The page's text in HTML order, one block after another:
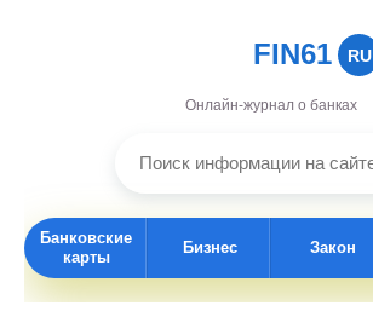
FIN61 RU
Онлайн-журнал о банках
Банковские
карты
Бизнес Закон